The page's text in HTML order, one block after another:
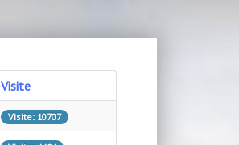
Visite
Visite: 10707